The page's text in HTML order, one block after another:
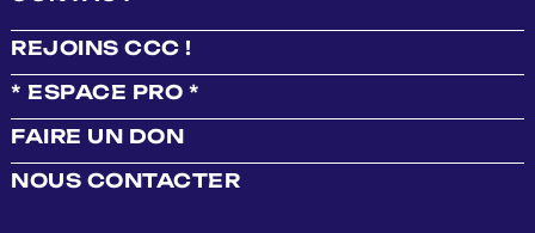
REJOINS CCC !
* ESPACE PRO *
FAIRE UN DON
NOUS CONTACTER